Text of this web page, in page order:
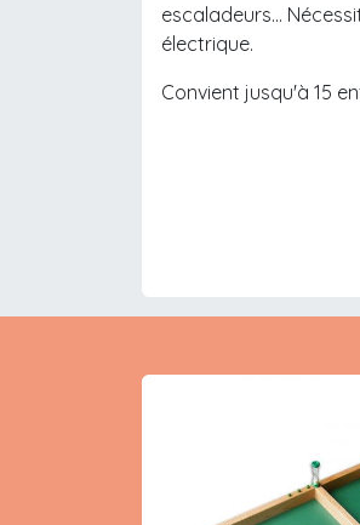
escaladeurs...
électrique.
Convient jusqu'à 15